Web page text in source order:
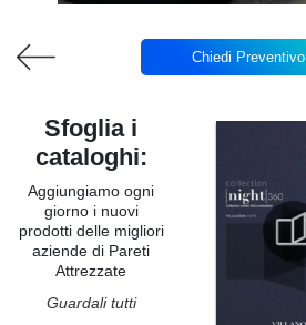
Chiedi Preventivo
Sfoglia i
cataloghi:
Aggiungiamo ogni
giorno i nuovi
prodotti delle migliori
aziende di Pareti
Attrezzate
Guardali tutti